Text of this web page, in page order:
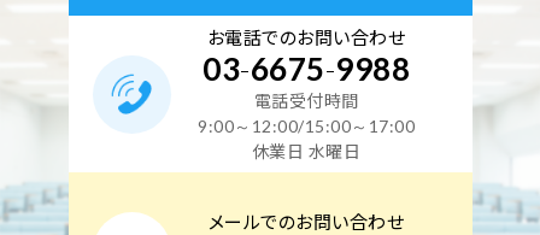
お電話でのお問い合わせ
03-6675-9988
電話受付時間
9:00～12:00/15:00～17:00
休業日 水曜日
メールでのお問い合わせ